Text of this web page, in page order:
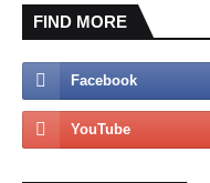
FIND MORE